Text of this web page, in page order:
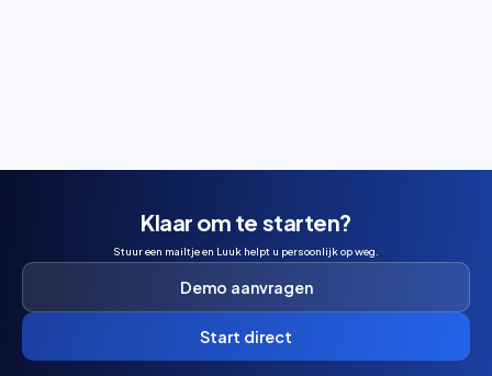
Klaar om te starten?
Stuur een mailtje en Luuk helpt u persoonlijk op weg.
Demo aanvragen
Start direct